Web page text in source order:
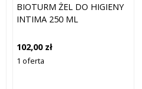
BIOTURM ŻEL DO HIGIENY
INTIMA 250 ML
102,00 zł
1 oferta